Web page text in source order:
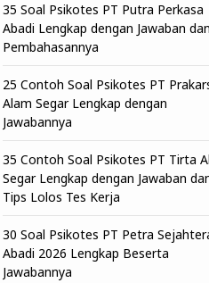
35 Soal Psikotes PT Putra Perkasa
Abadi Lengkap dengan Jawaban dan
Pembahasannya
25 Contoh Soal Psikotes PT
Alam Segar Lengkap dengan
Jawabannya
35 Contoh Soal Psikotes PT Tirta
Segar Lengkap dengan Jawaban
Tips Lolos Tes Kerja
30 Soal Psikotes PT Petra
Abadi 2026 Lengkap Beserta
Jawabannya